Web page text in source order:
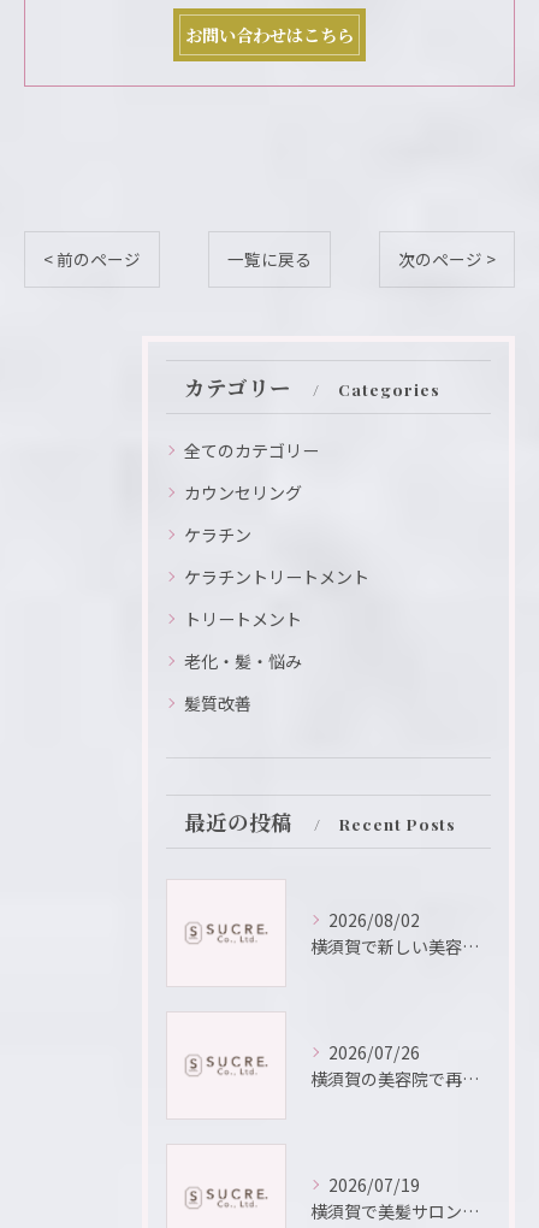
お問い合わせはこちら
< 前のページ 一覧に戻る 次のページ >
カテゴリー Categories
全てのカテゴリー
カウンセリング
ケラチン
ケラチントリートメント
トリートメント
老化・髪・悩み
髪質改善
最近の投稿 Recent Posts
2026/08/02
横須賀で新しい美容室を田浦町周辺で見つけるための最新比較ガイド
2026/07/26
横須賀の美容院で再現性が高いスタイルを作るカットテクニックの魅力に迫る
2026/07/19
横須賀で美髪サロンを選ぶなら神奈川県横須賀市不入斗町の髪質改善や似合わせカット徹底解説